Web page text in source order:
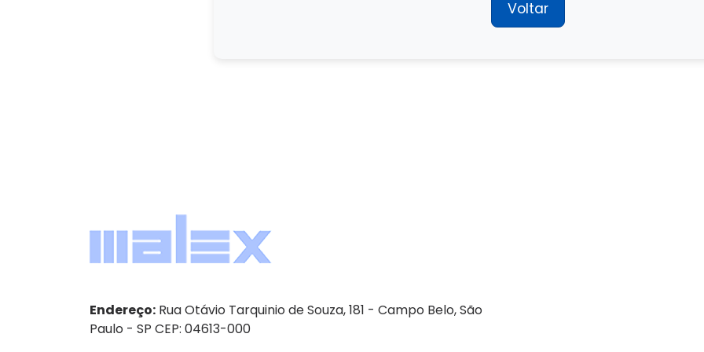
Voltar
Endereço: Rua Otávio Tarquinio de Souza, 181 - Campo Belo, São
Paulo - SP CEP: 04613-000